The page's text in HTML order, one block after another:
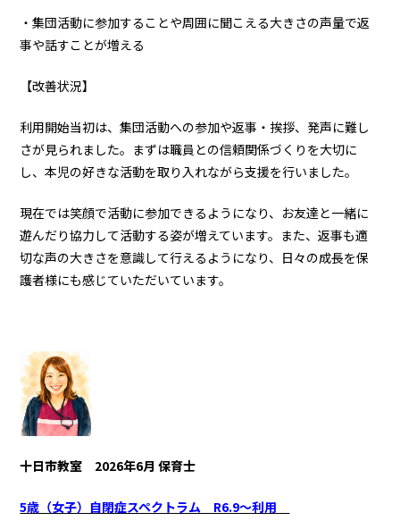
・集団活動に参加することや周囲に聞こえる大きさの声量で返
事や話すことが増える
【改善状況】
利用開始当初は、集団活動への参加や返事・挨拶、発声に難し
さが見られました。まずは職員との信頼関係づくりを大切に
し、本児の好きな活動を取り入れながら支援を行いました。
現在では笑顔で活動に参加できるようになり、お友達と一緒に
遊んだり協力して活動する姿が増えています。また、返事も適
切な声の大きさを意識して行えるようになり、日々の成長を保
護者様にも感じていただいています。
十日市教室 2026年6月 保育士
5歳（女子）自閉症スペクトラム R6.9～利用